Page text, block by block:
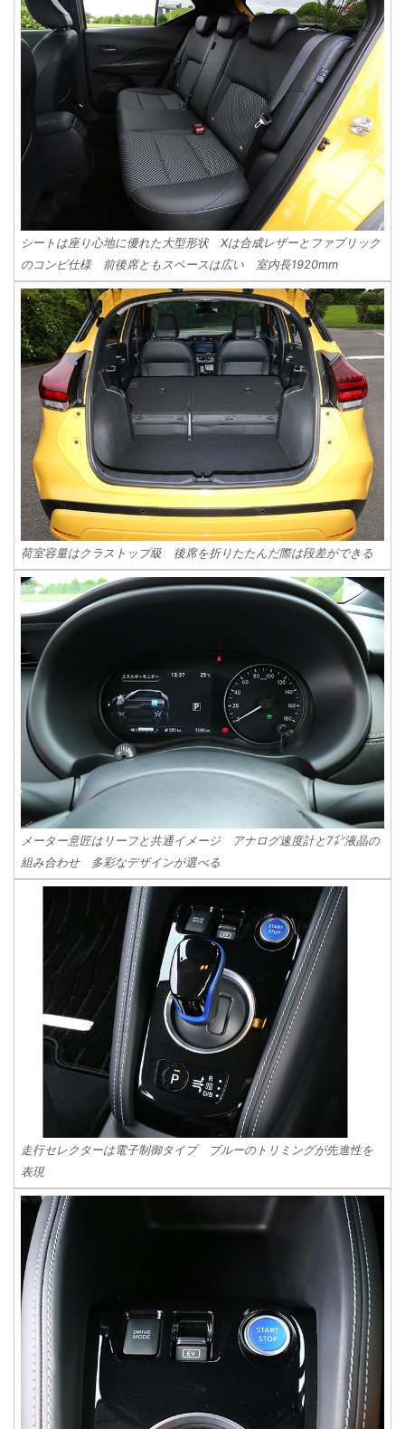
シートは座り心地に優れた大型形状 Xは合成レザーとファブリック
のコンビ仕様 前後席ともスペースは広い 室内長1920mm
荷室容量はクラストップ級 後席を折りたたんだ際は段差ができる
メーター意匠はリーフと共通イメージ アナログ速度計と7㌅液晶の
組み合わせ 多彩なデザインが選べる
走行セレクターは電子制御タイプ ブルーのトリミングが先進性を
表現